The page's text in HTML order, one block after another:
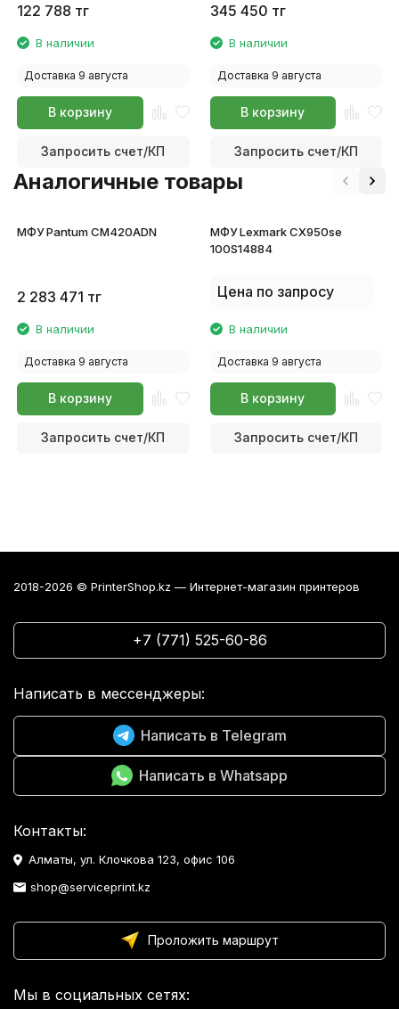
122 788 тг
В наличии
Доставка 9 августа
В корзину
Запросить счет/КП
345 450 тг
В наличии
Доставка 9 августа
В корзину
Запросить счет/КП
Аналогичные товары
МФУ Pantum CM420ADN
2 283 471 тг
В наличии
Доставка 9 августа
В корзину
Запросить счет/КП
МФУ Lexmark CX950se
100S14884
Цена по запросу
В наличии
Доставка 9 августа
В корзину
Запросить счет/КП
2018-2026 © PrinterShop.kz — Интернет-магазин принтеров
+7 (771) 525-60-86
Написать в мессенджеры:
Написать в Telegram
Написать в Whatsapp
Контакты:
Алматы, ул. Клочкова 123, офис 106
shop@serviceprint.kz
Проложить маршрут
Мы в социальных сетях: